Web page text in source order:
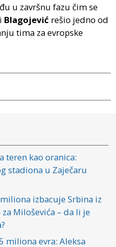
u završnu fazu čim se
Blagojević rešio jedno od
tima za evropske
teren kao oranica:
stadiona u Zaječaru
izbacuje Srbina iz
Miloševića – da li je
miliona evra: Aleksa